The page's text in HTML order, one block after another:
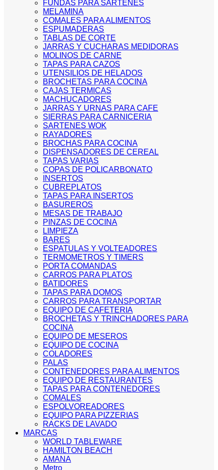
FUNDAS PARA SARTENES
MELAMINA
COMALES PARA ALIMENTOS
ESPUMADERAS
TABLAS DE CORTE
JARRAS Y CUCHARAS MEDIDORAS
MOLINOS DE CARNE
TAPAS PARA CAZOS
UTENSILIOS DE HELADOS
BROCHETAS PARA COCINA
CAJAS TERMICAS
MACHUCADORES
JARRAS Y URNAS PARA CAFE
SIERRAS PARA CARNICERIA
SARTENES WOK
RAYADORES
BROCHAS PARA COCINA
DISPENSADORES DE CEREAL
TAPAS VARIAS
COPAS DE POLICARBONATO
INSERTOS
CUBREPLATOS
TAPAS PARA INSERTOS
BASUREROS
MESAS DE TRABAJO
PINZAS DE COCINA
LIMPIEZA
BARES
ESPATULAS Y VOLTEADORES
TERMOMETROS Y TIMERS
PORTA COMANDAS
CARROS PARA PLATOS
BATIDORES
TAPAS PARA DOMOS
CARROS PARA TRANSPORTAR
EQUIPO DE CAFETERIA
BROCHETAS Y TRINCHADORES PARA
COCINA
EQUIPO DE MESEROS
EQUIPO DE COCINA
COLADORES
PALAS
CONTENEDORES PARA ALIMENTOS
EQUIPO DE RESTAURANTES
TAPAS PARA CONTENEDORES
COMALES
ESPOLVOREADORES
EQUIPO PARA PIZZERIAS
RACKS DE LAVADO
MARCAS
WORLD TABLEWARE
HAMILTON BEACH
AMANA
Metro